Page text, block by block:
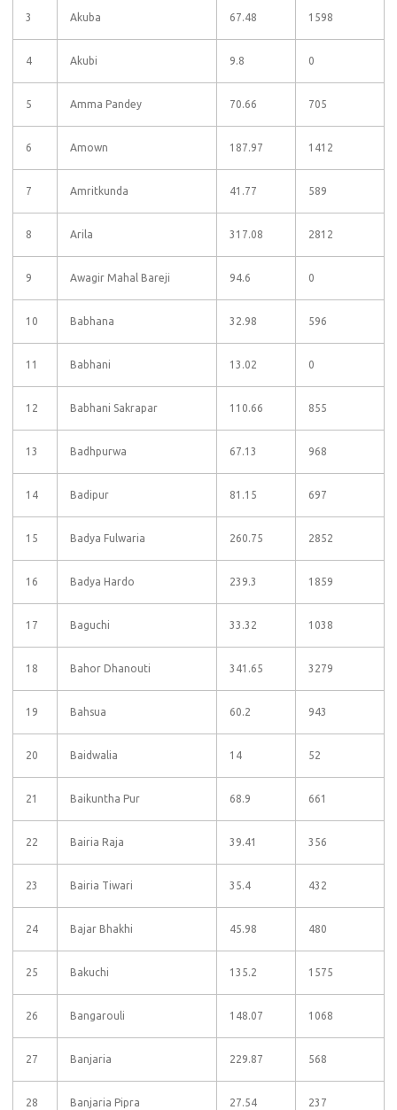
3 Akuba 67.48 1598
4 Akubi 9.8 0
5 Amma Pandey 70.66 705
6 Amown 187.97 1412
7 Amritkunda 41.77 589
8 Arila 317.08 2812
9 Awagir Mahal Bareji 94.6 0
10 Babhana 32.98 596
11 Babhani 13.02 0
12 Babhani Sakrapar 110.66 855
13 Badhpurwa 67.13 968
14 Badipur 81.15 697
15 Badya Fulwaria 260.75 2852
16 Badya Hardo 239.3 1859
17 Baguchi 33.32 1038
18 Bahor Dhanouti 341.65 3279
19 Bahsua 60.2 943
20 Baidwalia 14 52
21 Baikuntha Pur 68.9 661
22 Bairia Raja 39.41 356
23 Bairia Tiwari 35.4 432
24 Bajar Bhakhi 45.98 480
25 Bakuchi 135.2 1575
26 Bangarouli 148.07 1068
27 Banjaria 229.87 568
28 Banjaria Pipra 27.54 237